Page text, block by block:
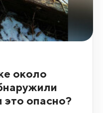
около
это опасно?